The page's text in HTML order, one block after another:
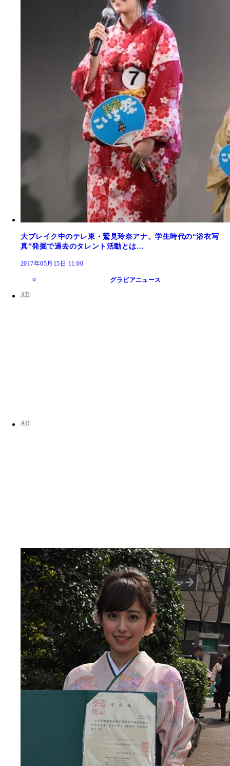
大ブレイク中のテレ東・鷲見玲奈アナ。学生時代の“浴衣写
真”発掘で過去のタレント活動とは…
2017年05月15日 11:00
グラビアニュース